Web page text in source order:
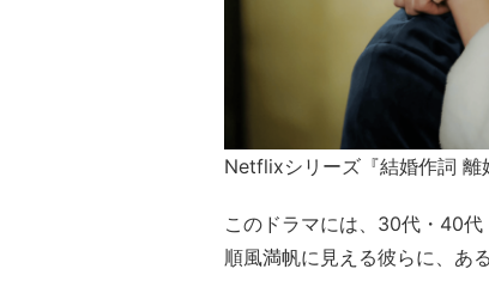
Netflixシリーズ『結婚作詞 離
このドラマには、30代・40
順風満帆に見える彼らに、あ